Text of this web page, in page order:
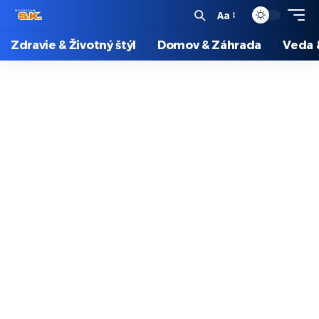
Aa
Zdravie & Životný štýl Domov & Záhrada Veda